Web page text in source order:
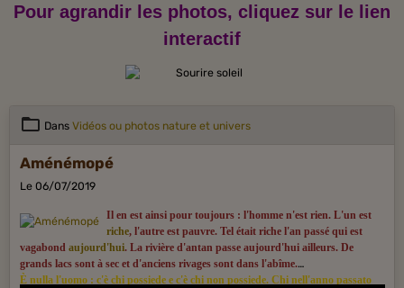
Pour agrandir les photos, cliquez sur le lien
interactif
Dans Vidéos ou photos nature et univers
Aménémopé
Le 06/07/2019
Il en est ainsi pour toujours : l'homme n'est rien. L'un est
riche, l'autre est pauvre. Tel était riche l'an passé qui est
vagabond aujourd'hui. La rivière d'antan passe aujourd'hui ailleurs. De
grands lacs sont à sec et d'anciens rivages sont dans l'abîme.
È nulla l'uomo : c'è chi possiede e c'è chi non possiede. Chi nell'anno passato